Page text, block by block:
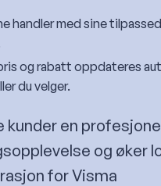
handler med sine
og rabatt oppdateres
du velger.
kunder en
og øker
for Visma